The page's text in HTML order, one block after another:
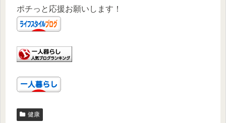
ポチっと応援お願いします！
健康